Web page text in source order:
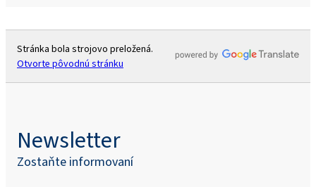
Stránka bola strojovo preložená.
Otvorte pôvodnú stránku
Newsletter
Zostaňte informovaní